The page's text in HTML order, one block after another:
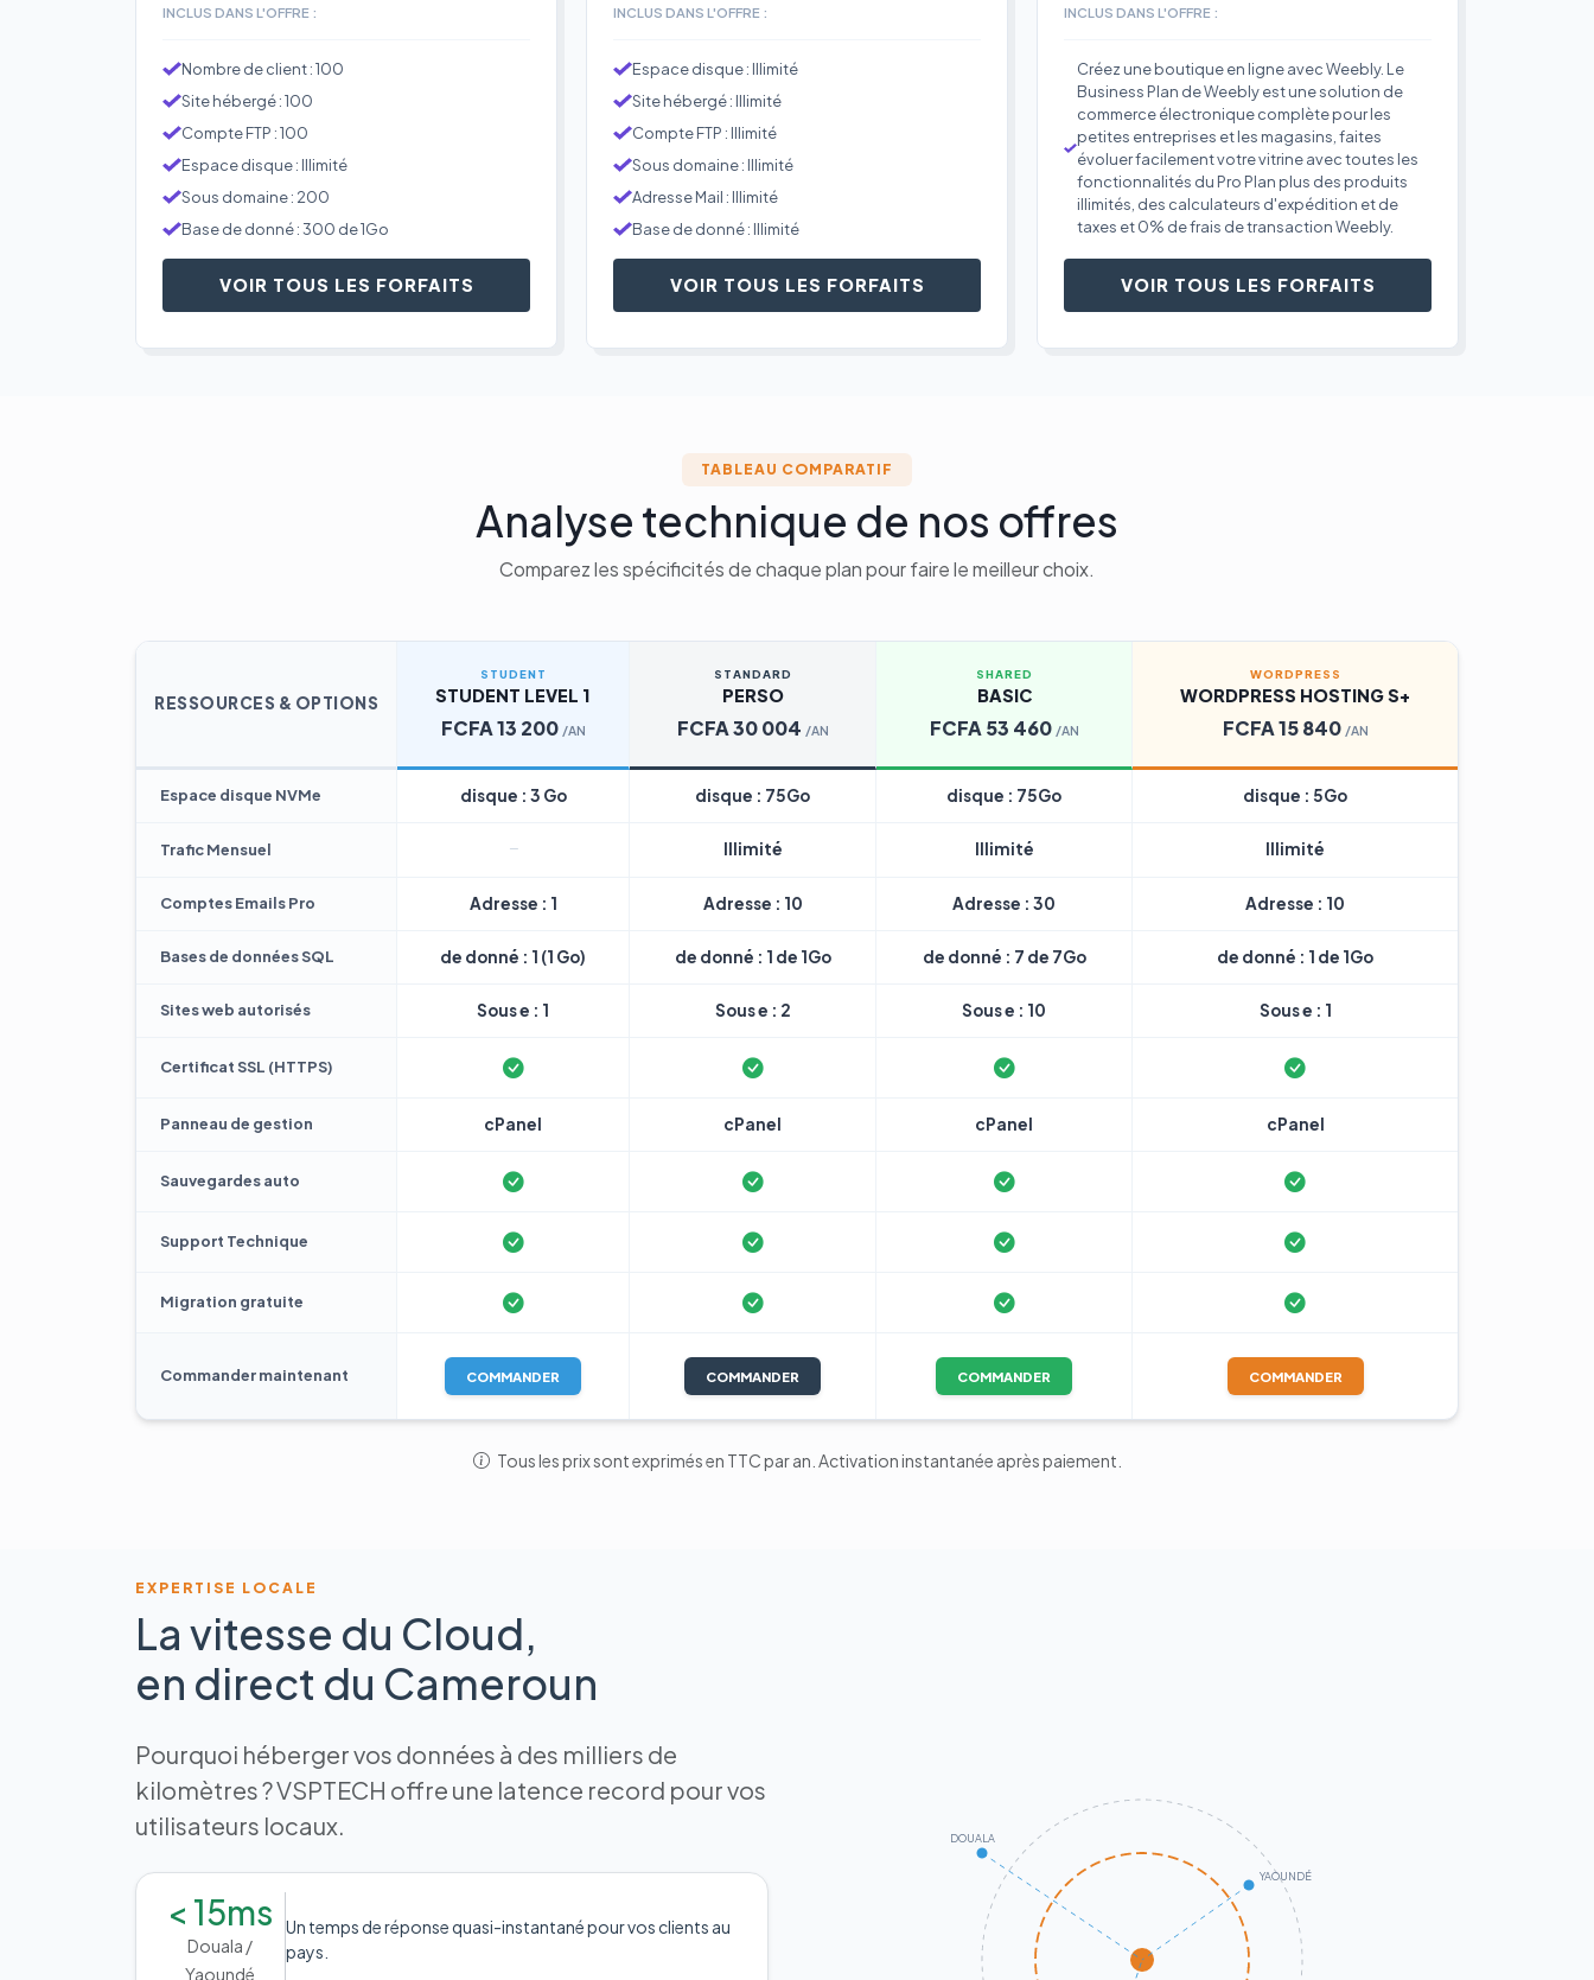
INCLUS DANS L'OFFRE :
Nombre de client : 100
Site hébergé : 100
Compte FTP : 100
Espace disque : Illimité
Sous domaine : 200
Base de donné : 300 de 1Go
VOIR TOUS LES FORFAITS
INCLUS DANS L'OFFRE :
Espace disque : Illimité
Site hébergé : Illimité
Compte FTP : Illimité
Sous domaine : Illimité
Adresse Mail : Illimité
Base de donné : Illimité
VOIR TOUS LES FORFAITS
INCLUS DANS L'OFFRE :
Créez une boutique en ligne avec Weebly. Le
Business Plan de Weebly est une solution de
commerce électronique complète pour les
petites entreprises et les magasins, faites
évoluer facilement votre vitrine avec toutes les
fonctionnalités du Pro Plan plus des produits
illimités, des calculateurs d'expédition et de
taxes et 0% de frais de transaction Weebly.
VOIR TOUS LES FORFAITS
TABLEAU COMPARATIF
Analyse technique de nos offres
Comparez les spécificités de chaque plan pour faire le meilleur choix.
RESSOURCES & OPTIONS
STUDENT
STUDENT LEVEL 1
FCFA 13 200 /AN
STANDARD
PERSO
FCFA 30 004 /AN
SHARED
BASIC
FCFA 53 460 /AN
WORDPRESS
WORDPRESS HOSTING S+
FCFA 15 840 /AN
Espace disque NVMe disque : 3 Go disque : 75Go disque : 75Go disque : 5Go
Trafic Mensuel Illimité Illimité Illimité
Comptes Emails Pro Adresse : 1 Adresse : 10 Adresse : 30 Adresse : 10
Bases de données SQL de donné : 1 (1 Go) de donné : 1 de 1Go de donné : 7 de 7Go de donné : 1 de 1Go
Sites web autorisés Sous e : 1 Sous e : 2 Sous e : 10 Sous e : 1
Certificat SSL (HTTPS)
Panneau de gestion cPanel cPanel cPanel cPanel
Sauvegardes auto
Support Technique
Migration gratuite
Commander maintenant COMMANDER COMMANDER COMMANDER COMMANDER
Tous les prix sont exprimés en TTC par an. Activation instantanée après paiement.
EXPERTISE LOCALE
La vitesse du Cloud,
en direct du Cameroun
Pourquoi héberger vos données à des milliers de
kilomètres ? VSPTECH offre une latence record pour vos
utilisateurs locaux.
< 15ms
Douala /
Yaoundé
Un temps de réponse quasi-instantané pour vos clients au
pays.
DOUALA
YAOUNDÉ